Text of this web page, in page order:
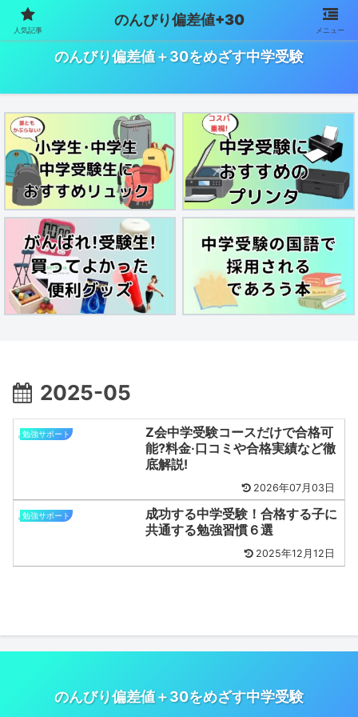
のんびり偏差値＋30をめざす中学受験
2025-05
勉強サポート
Z会中学受験コースだけで合格可
能?料金·口コミや合格実績など徹
底解説!
2026年07月03日
勉強サポート
成功する中学受験！合格する子に
共通する勉強習慣６選
2025年12月12日
のんびり偏差値＋30をめざす中学受験
人気記事
のんびり偏差値+30
メニュー